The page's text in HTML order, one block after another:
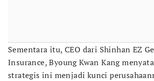
Sementara itu, CEO dari Shinhan EZ
Insurance, Byoung Kwan Kang
strategis ini menjadi kunci